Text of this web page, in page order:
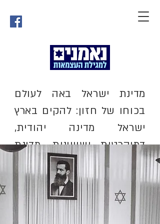
מדינת ישראל באה לעולם
בכוחו של חזון: להקים בארץ
ישראל מדינה יהודית,
דמוקרטית ושוויונית. מדינת
ישראל נועדה להיות הבית
הלאומי של העם היהודי –
בית שיש בו שוויון לכלל
האזרחיות והאזרחים, גם